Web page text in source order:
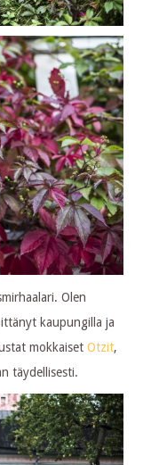
Olen
kaupungilla ja
mokkaisetOtzit,
täydellisesti.